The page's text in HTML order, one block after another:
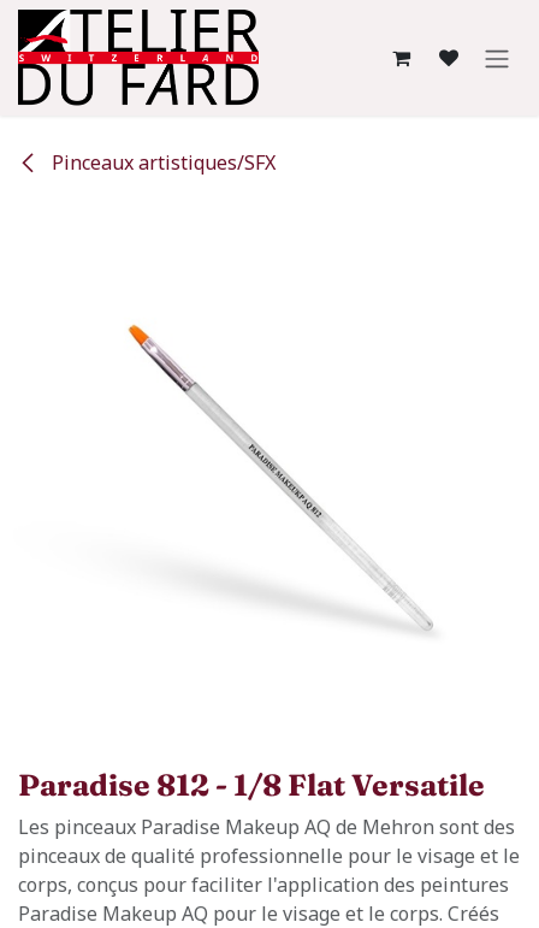
Se rendre au contenu
Pinceaux artistiques/SFX
Paradise 812 - 1/8 Flat Versatile
Les pinceaux Paradise Makeup AQ de Mehron sont des
pinceaux de qualité professionnelle pour le visage et le
corps, conçus pour faciliter l'application des peintures
Paradise Makeup AQ pour le visage et le corps. Créés